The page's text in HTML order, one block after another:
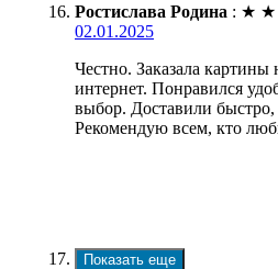
Ростислава Родина : ★ ★
02.01.2025
Честно. Заказала картины
интернет. Понравился
выбор. Доставили быстро,
Рекомендую всем, кто
Показать еще